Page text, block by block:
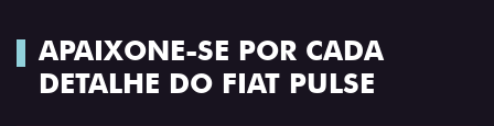
APAIXONE-SE POR CADA
DETALHE DO FIAT PULSE